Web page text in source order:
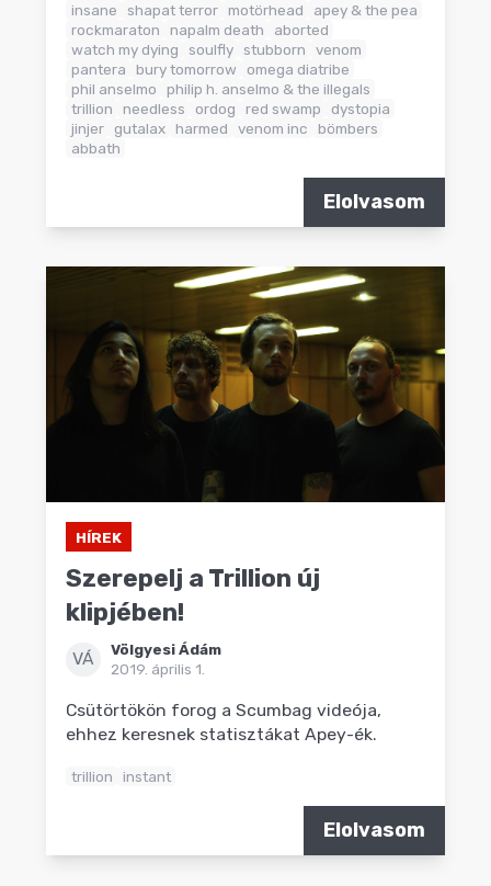
insane shapat terror motörhead
apey & the pea
rockmaraton
napalm death
aborted
watch my dying
soulfly stubborn
venom
pantera
bury tomorrow
omega diatribe
phil anselmo
philip h. anselmo & the illegals
trillion
needless ordog red swamp
dystopia
jinjer
gutalax harmed venom inc
bömbers
abbath
Elolvasom
HÍREK
Szerepelj a Trillion új
klipjében!
VÁ
Völgyesi Ádám
2019. április 1.
Csütörtökön forog a Scumbag videója,
ehhez keresnek statisztákat Apey-ék.
trillion instant
Elolvasom